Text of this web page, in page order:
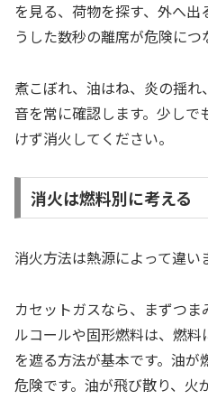
を見る、荷物を探す、外へ
うした数秒の離席が危険につ
煮こぼれ、油はね、炎の揺
音を常に確認します。少し
けず消火してください。
消火は燃料別に考える
消火方法は熱源によって違い
カセットガスなら、まずつ
ルコールや固形燃料は、燃
を遮る方法が基本です。油
危険です。油が飛び散り、火